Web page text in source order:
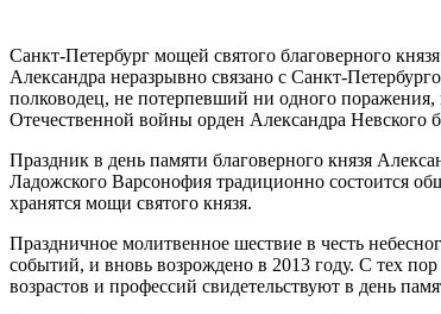
Санкт-Петербург мощей святого благоверного
Александра неразрывно связано с Санкт-
полководец, не потерпевший ни одного
Отечественной войны орден Александра Невского
Праздник в день памяти благоверного князя
Ладожского Варсонофия традиционно состоится
хранятся мощи святого князя.
Праздничное молитвенное шествие в честь
событий, и вновь возрождено в 2013 году. С тех
возрастов и профессий свидетельствуют в день